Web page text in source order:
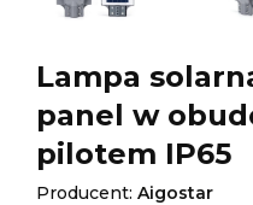
Lampa
panel w
pilotem IP65
Producent: Aigostar